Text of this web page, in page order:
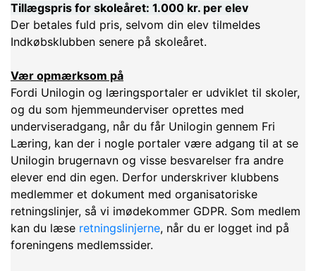
Tillægspris for skoleåret: 1.000 kr. per elev
Der betales fuld pris, selvom din elev tilmeldes
Indkøbsklubben senere på skoleåret.
Vær opmærksom på
Fordi Unilogin og læringsportaler er udviklet til skoler,
og du som hjemmeunderviser oprettes med
underviseradgang, når du får Unilogin gennem Fri
Læring, kan der i nogle portaler være adgang til at se
Unilogin brugernavn og visse besvarelser fra andre
elever end din egen. Derfor underskriver klubbens
medlemmer et dokument med organisatoriske
retningslinjer, så vi imødekommer GDPR. Som medlem
kan du læse retningslinjerne, når du er logget ind på
foreningens medlemssider.